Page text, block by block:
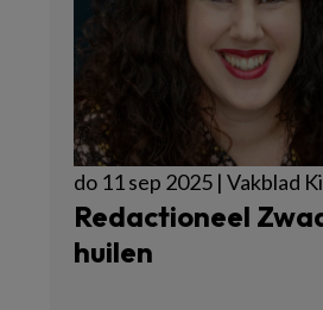
do 11 sep 2025 | Vakblad
Redactioneel
huilen